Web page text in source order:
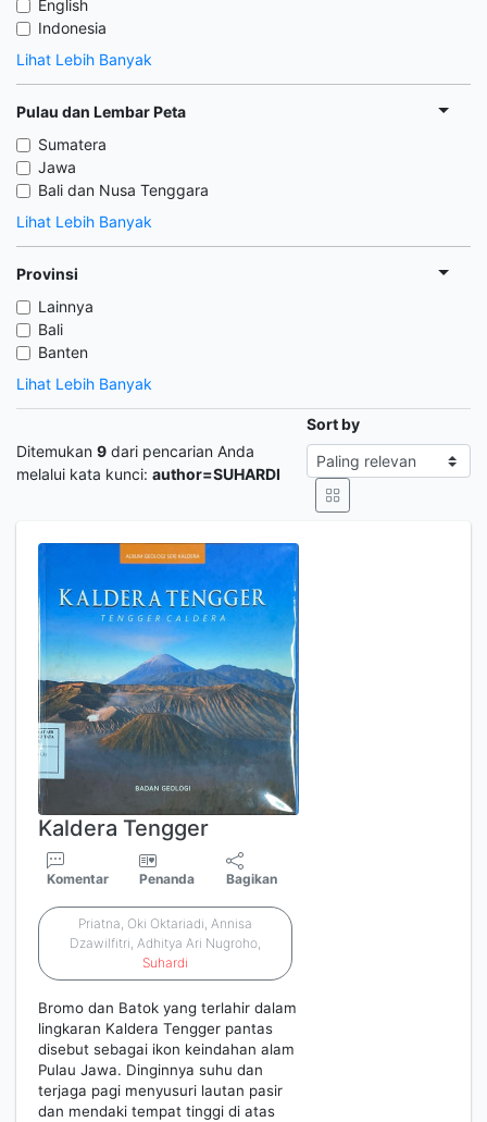
English
Indonesia
Lihat Lebih Banyak
Pulau dan Lembar Peta
Sumatera
Jawa
Bali dan Nusa Tenggara
Lihat Lebih Banyak
Provinsi
Lainnya
Bali
Banten
Lihat Lebih Banyak
Ditemukan 9 dari pencarian Anda
melalui kata kunci: author=SUHARDI
Sort by
Kaldera Tengger
Komentar Penanda Bagikan
Priatna, Oki Oktariadi, Annisa
Dzawilfitri, Adhitya Ari Nugroho,
Suhardi
Bromo dan Batok yang terlahir dalam
lingkaran Kaldera Tengger pantas
disebut sebagai ikon keindahan alam
Pulau Jawa. Dinginnya suhu dan
terjaga pagi menyusuri lautan pasir
dan mendaki tempat tinggi di atas